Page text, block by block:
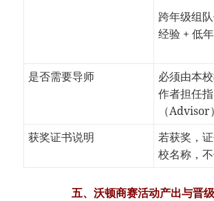
跨年级组
经验 + 低
是否需要导师
必须由本
作者担任
（Advisor）
获奖证书说明
若获奖，
校名称，
五、沃顿商赛活动产出与晋